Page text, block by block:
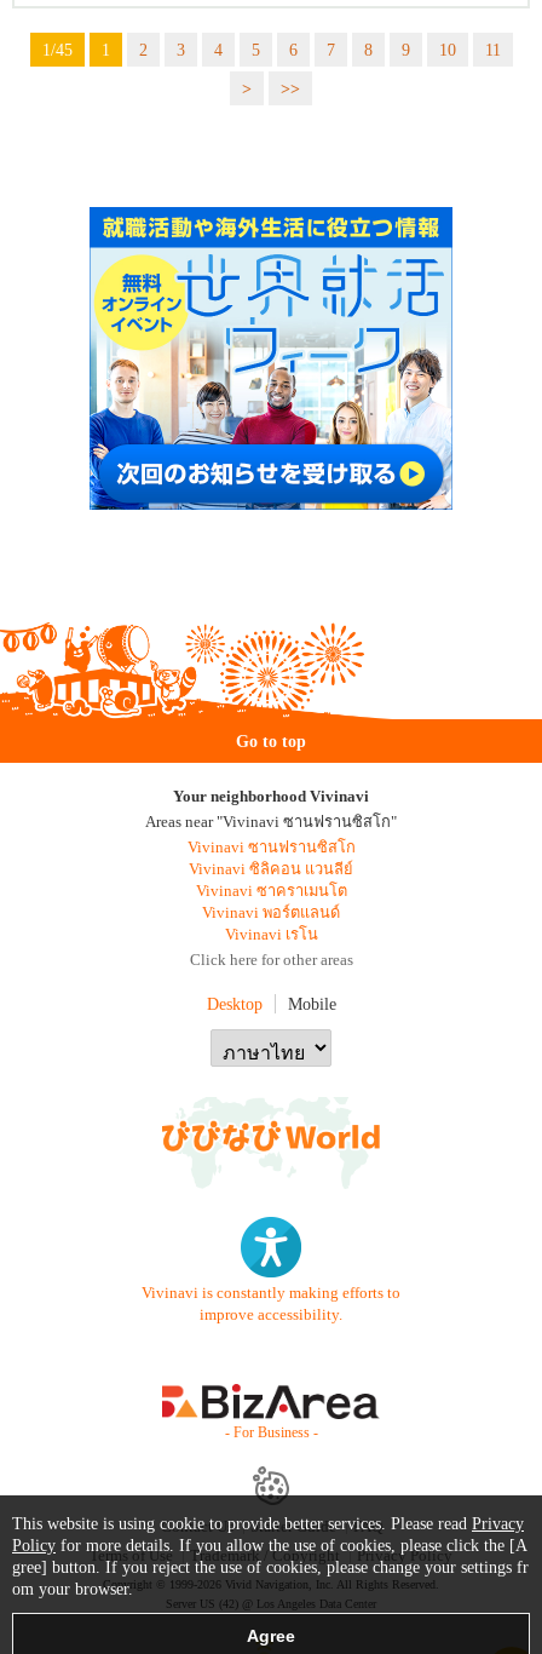
1/45 1 2 3 4 5 6 7 8 9 10
11
>
>>
Go to top
Your neighborhood Vivinavi
Areas near "Vivinavi ซานฟรานซิสโก"
Vivinavi ซานฟรานซิสโก
Vivinavi ซิลิคอน แวนลีย์
Vivinavi ซาคราเมนโต
Vivinavi พอร์ตแลนด์
Vivinavi เรโน
Click here for other areas
Desktop Mobile
Vivinavi is constantly making efforts to
improve accessibility.
- For Business -
Contact Us Starter Guide
FAQ
Terms of Use
Trademark / Copyright Privacy Policy
Copyright © 1999-2026 Vivid Navigation, Inc. All Rights Reserved.
Server US (42) @ Los Angeles Data Center
This website is using cookie to provide better services. Please read Privacy
Policy for more details. If you allow the use of cookies, please click the [A
gree] button. If you reject the use of cookies, please change your settings fr
om your browser.